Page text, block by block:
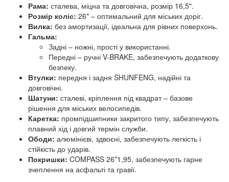
Рама: сталева, міцна та довговічна, розмір 16,5".
Розмір коліс: 26" – оптимальний для міських доріг.
Вилка: без амортизації, ідеальна для рівних поверхонь.
Гальма:
Задні – ножні, прості у використанні.
Передні – ручні V-BRAKE, забезпечують додаткову
безпеку.
Втулки: передня і задня SHUNFENG, надійні та
довговічні.
Шатуни: сталеві, кріплення під квадрат – базове
рішення для міських велосипедів.
Каретка: промпідшипники закритого типу, забезпечують
плавний хід і довгий термін служби.
Ободи: алюмінієві, здвоєні, забезпечують легкість і
стійкість до ударів.
Покришки: COMPASS 26*1,95, забезпечують гарне
зчеплення на асфальті та гравії.